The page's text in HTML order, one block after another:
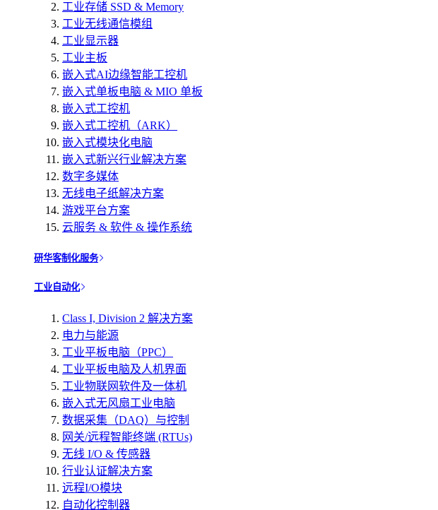
工业存储 SSD & Memory
工业无线通信模组
工业显示器
工业主板
嵌入式AI边缘智能工控机
嵌入式单板电脑 & MIO 单板
嵌入式工控机
嵌入式工控机（ARK）
嵌入式模块化电脑
嵌入式新兴行业解决方案
数字多媒体
无线电子纸解决方案
游戏平台方案
云服务 & 软件 & 操作系统
研华客制化服务
工业自动化
Class I, Division 2 解决方案
电力与能源
工业平板电脑（PPC）
工业平板电脑及人机界面
工业物联网软件及一体机
嵌入式无风扇工业电脑
数据采集（DAQ）与控制
网关/远程智能终端 (RTUs)
无线 I/O & 传感器
行业认证解决方案
远程I/O模块
自动化控制器